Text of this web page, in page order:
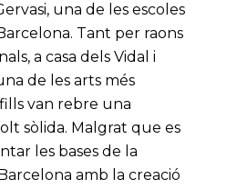
una de les escoles
Tant per raons
a casa dels Vidal i
de les arts més
van rebre una
sòlida. Malgrat que es
les bases de la
amb la creació